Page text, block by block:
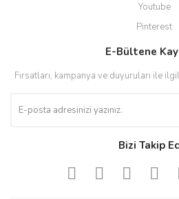
Youtube
Pinterest
E-Bültene
Fırsatları, kampanya ve duyuruları ile
Bizi Takip